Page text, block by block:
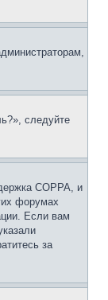
следуйте
COPPA, и
форумах
Если вам
за